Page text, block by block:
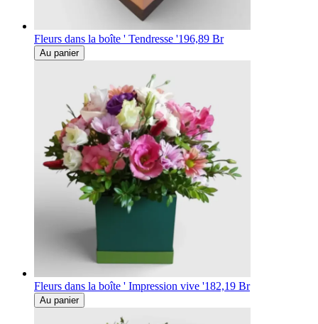
Fleurs dans la boîte ' Tendresse '196,89 Br
Au panier
Fleurs dans la boîte ' Impression vive '182,19 Br
Au panier